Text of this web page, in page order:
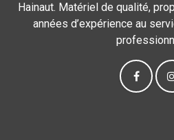
Hainaut. Matériel de qualité,
années d’expérience au